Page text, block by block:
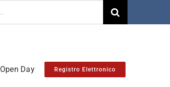
Open Day Registro Elettronico